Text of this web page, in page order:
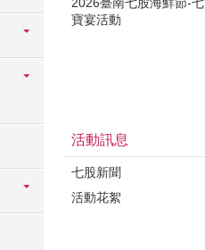
寶宴活動
活動訊息
七股新聞
活動花絮